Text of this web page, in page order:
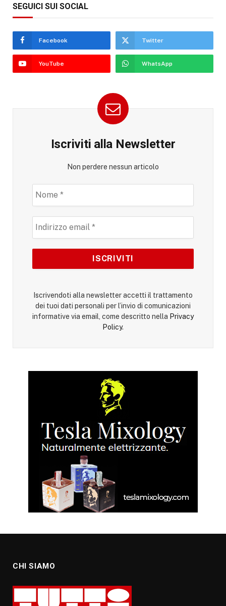
SEGUICI SUI SOCIAL
Facebook Twitter
YouTube WhatsApp
Iscriviti alla Newsletter
Non perdere nessun articolo
Iscrivendoti alla newsletter accetti il trattamento
dei tuoi dati personali per l’invio di comunicazioni
informative via email, come descritto nella Privacy
Policy.
CHI SIAMO